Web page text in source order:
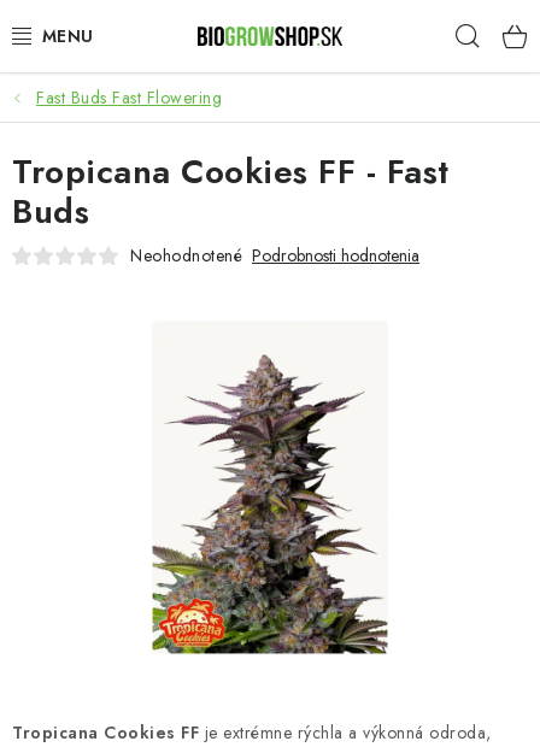
na
PESTOVANIE
HEADSHOP
SEMENÁ
50% ZĽAVA NA SEMENÁ
Podmienky ochrany osobných údajov
Obchodné podmienky
Veľkoobchod
Formulár na odstúpenie od zmluvy
Odstúpenie od zmluvy online
Fast Buds Fast Flowering
Tropicana Cookies FF je extrémne rýchla a výkonná odroda,
Tropicana Cookies FF - Fast
Buds
Neohodnotené Podrobnosti hodnotenia